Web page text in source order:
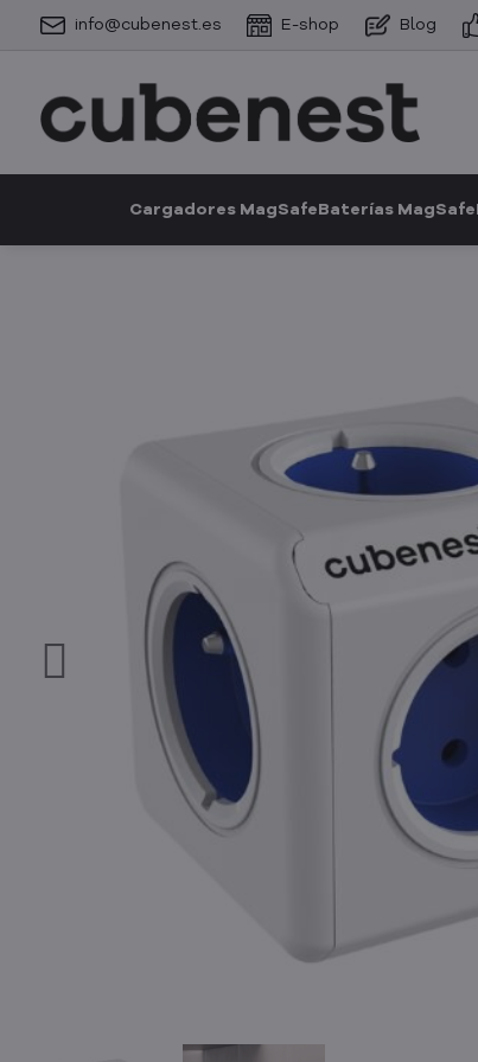
info@cubenest.es E-shop Blog
Cargadores MagSafe Baterías MagSafe